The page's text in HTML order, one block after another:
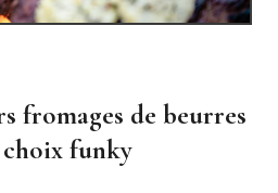
fromages de beurres
choix funky